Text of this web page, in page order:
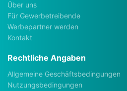
Über uns
Für Gewerbetreibende
Werbepartner werden
Kontakt
Rechtliche Angaben
Allgemeine Geschäftsbedingungen
Nutzungsbedingungen